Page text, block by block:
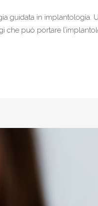
guidata in implantologia.
può portare